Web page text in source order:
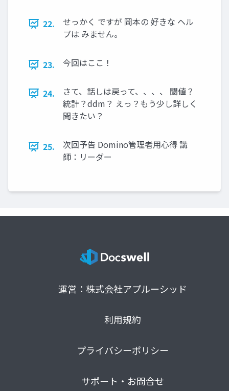
22.
せっかく ですが 岡本の 好きな ヘル
プは みません。
23. 今回はここ！
24.
さて、話しは戻って、、、、 閾値？
統計？ddm？ えっ？もう少し詳しく
聞きたい？
25.
次回予告 Domino管理者用心得 講
師：リーダー
運営：株式会社アプルーシッド
利用規約
プライバシーポリシー
サポート・お問合せ